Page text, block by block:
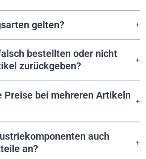
gelten?
bestellten oder nicht
zurückgeben?
Preise bei mehreren Artikeln
auch
an?